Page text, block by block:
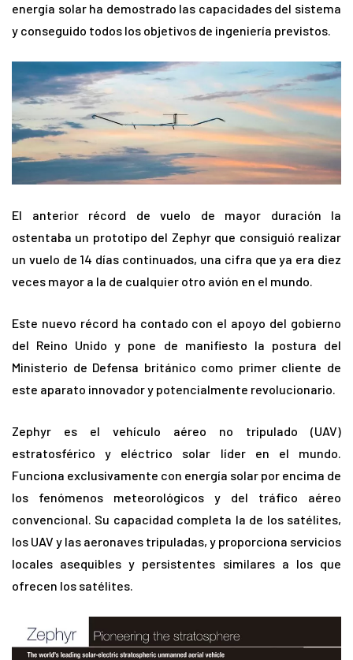
energía solar ha demostrado las capacidades del sistema
y conseguido todos los objetivos de ingeniería previstos.
El anterior récord de vuelo de mayor duración la
ostentaba un prototipo del Zephyr que consiguió realizar
un vuelo de 14 días continuados, una cifra que ya era diez
veces mayor a la de cualquier otro avión en el mundo.
Este nuevo récord ha contado con el apoyo del gobierno
del Reino Unido y pone de manifiesto la postura del
Ministerio de Defensa británico como primer cliente de
este aparato innovador y potencialmente revolucionario.
Zephyr es el vehículo aéreo no tripulado (UAV)
estratosférico y eléctrico solar líder en el mundo.
Funciona exclusivamente con energía solar por encima de
los fenómenos meteorológicos y del tráfico aéreo
convencional. Su capacidad completa la de los satélites,
los UAV y las aeronaves tripuladas, y proporciona servicios
locales asequibles y persistentes similares a los que
ofrecen los satélites.